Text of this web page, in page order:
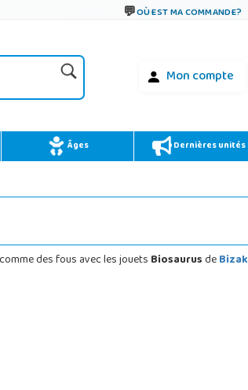
OÙ EST MA COMMANDE?
Mon compte
Âges Dernières unités
des fous avec les jouetsBiosaurusdeBizak